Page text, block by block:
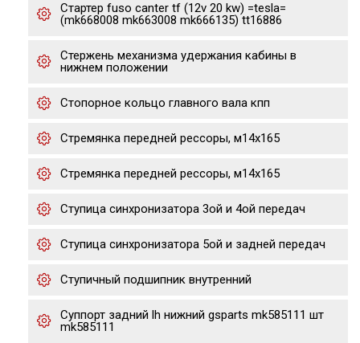
Стартер fuso canter tf (12v 20 kw) =tesla=
(mk668008 mk663008 mk666135) tt16886
Стержень механизма удержания кабины в
нижнем положении
Стопорное кольцо главного вала кпп
Стремянка передней рессоры, м14x165
Стремянка передней рессоры, м14x165
Ступица синхронизатора 3ой и 4ой передач
Ступица синхронизатора 5ой и задней передач
Ступичный подшипник внутренний
Суппорт задний lh нижний gsparts mk585111 шт
mk585111